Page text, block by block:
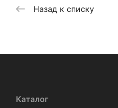
Назад к списку
Каталог